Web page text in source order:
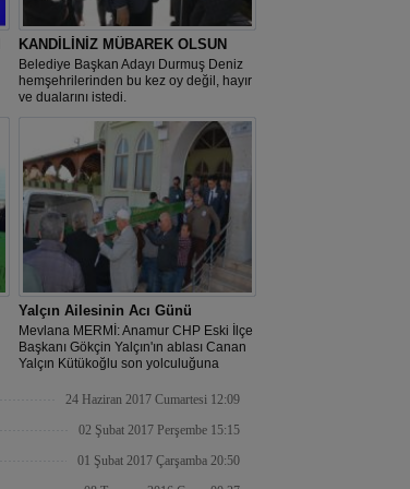
KANDİLİNİZ MÜBAREK OLSUN
Belediye Başkan Adayı Durmuş Deniz
hemşehrilerinden bu kez oy değil, hayır
ve dualarını istedi.
Yalçın Ailesinin Acı Günü
Mevlana MERMİ: Anamur CHP Eski İlçe
Başkanı Gökçin Yalçın'ın ablası Canan
Yalçın Kütükoğlu son yolculuğuna
24 Haziran 2017 Cumartesi 12:09
02 Şubat 2017 Perşembe 15:15
01 Şubat 2017 Çarşamba 20:50